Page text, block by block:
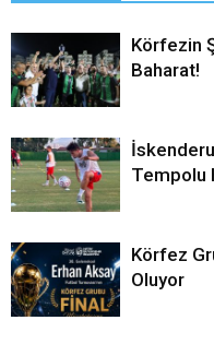
Körfezin
Baharat!
Tempolu
Körfez
Oluyor